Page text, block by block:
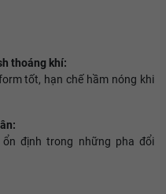
thoáng khí:
tốt, hạn chế hầm nóng khi
định trong những pha đổi